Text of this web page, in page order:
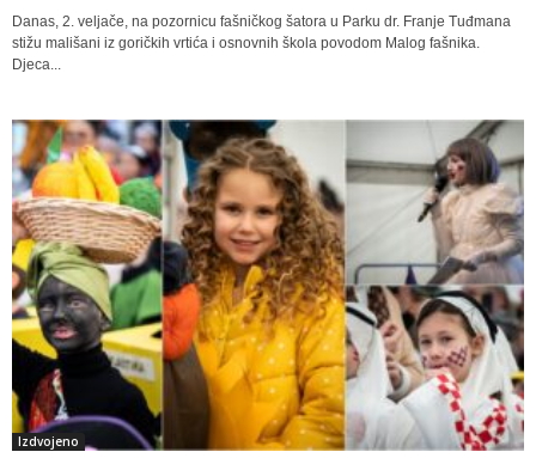
Danas, 2. veljače, na pozornicu fašničkog šatora u Parku dr. Franje Tuđmana
stižu mališani iz goričkih vrtića i osnovnih škola povodom Malog fašnika.
Djeca...
Izdvojeno